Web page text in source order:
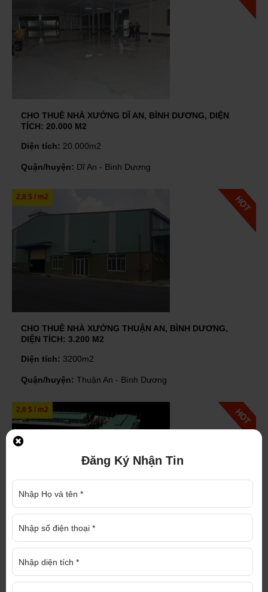
CHO THUÊ NHÀ XƯỞNG DĨ AN, BÌNH DƯƠNG, DIỆN
TÍCH: 20.000 M2
Diện tích: 20.000m2
Quận/huyện: Dĩ An - Bình Dương
2,8 $ / m2
CHO THUÊ NHÀ XƯỞNG THUẬN AN, BÌNH DƯƠNG,
DIỆN TÍCH: 3.200 M2
Diện tích: 3200m2
Quận/huyện: Thuận An - Bình Dương
2,8 $ / m2
CHO THUÊ NHÀ XƯỞNG TÂN UYÊN, BÌNH DƯƠNG,
Đăng Ký Nhận Tin